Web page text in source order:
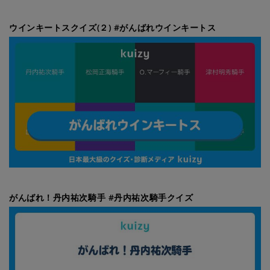
ウインキートスクイズ(２) #がんばれウインキートス
がんばれ！丹内祐次騎手 #丹内祐次騎手クイズ